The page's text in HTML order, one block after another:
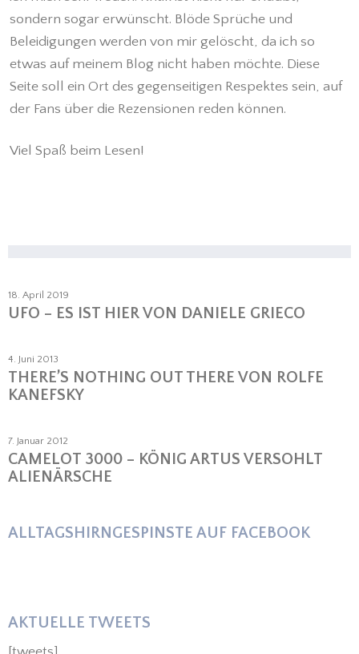
sondern sogar erwünscht. Blöde Sprüche und
Beleidigungen werden von mir gelöscht, da ich so
etwas auf meinem Blog nicht haben möchte. Diese
Seite soll ein Ort des gegenseitigen Respektes sein, auf
der Fans über die Rezensionen reden können.
Viel Spaß beim Lesen!
18. April 2019
UFO – ES IST HIER VON DANIELE GRIECO
4. Juni 2013
THERE’S NOTHING OUT THERE VON ROLFE
KANEFSKY
7. Januar 2012
CAMELOT 3000 – KÖNIG ARTUS VERSOHLT
ALIENÄRSCHE
ALLTAGSHIRNGESPINSTE AUF FACEBOOK
AKTUELLE TWEETS